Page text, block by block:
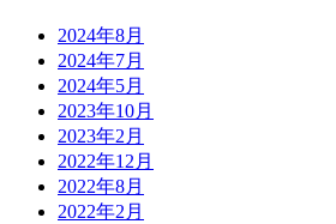
2024年8月
2024年7月
2024年5月
2023年10月
2023年2月
2022年12月
2022年8月
2022年2月